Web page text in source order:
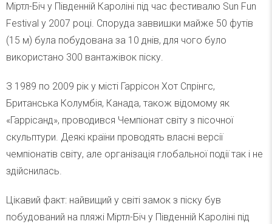
Міртл-Біч у Південній Кароліні під час фестивалю Sun Fun
Festival у 2007 році. Споруда заввишки майже 50 футів
(15 м) була побудована за 10 днів, для чого було
використано 300 вантажівок піску.
З 1989 по 2009 рік у місті Гаррісон Хот Спрінгс,
Британська Колумбія, Канада, також відомому як
«Гаррісанд», проводився Чемпіонат світу з пісочної
скульптури. Деякі країни проводять власні версії
чемпіонатів світу, але організація глобальної події так і не
здійснилась.
Цікавий факт: найвищий у світі замок з піску був
побудований на пляжі Міртл-Біч у Південній Кароліні під